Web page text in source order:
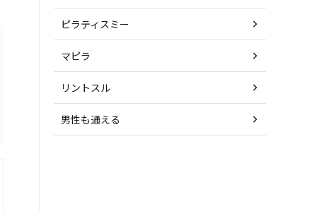
ピラティスミー
マピラ
リントスル
男性も通える